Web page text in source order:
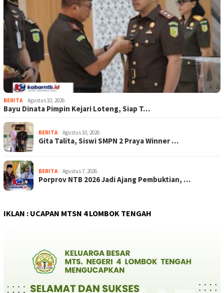
BERITA Agustus 10, 2026
Bayu Dinata Pimpin Kejari Loteng, Siap T…
BERITA Agustus 10, 2026
Gita Talita, Siswi SMPN 2 Praya Winner …
BERITA Agustus 7, 2026
Porprov NTB 2026 Jadi Ajang Pembuktian, …
IKLAN : UCAPAN MTSN 4 LOMBOK TENGAH